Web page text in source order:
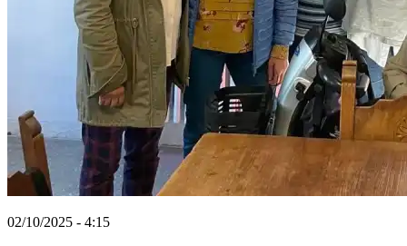
02/10/2025 - 4:15